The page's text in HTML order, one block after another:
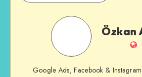
Özkan
Özkan
Google Ads, Facebook &